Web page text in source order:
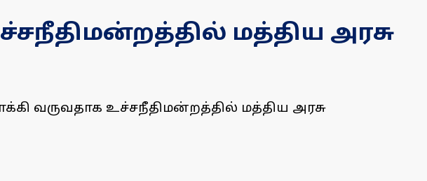
மத்திய அரசு
வருவதாக உச்சநீதிமன்றத்தில் மத்திய அரசு